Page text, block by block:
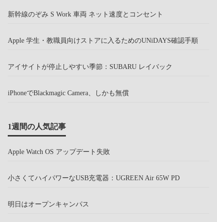
新幹線のぞみ S Work 車両 ネット速度とコンセント
Apple 学生・教職員向けストアに入るためのUNiDAYS確認手順
アイサイトが停止しやすい季節：SUBARU レイバック
iPhoneでBlackmagic Camera、しかも無償
1週間の人気記事
Apple Watch OS アップデート失敗
小さくてハイパワーなUSB充電器：UGREEN Air 65W PD
明日はオープンキャンパス